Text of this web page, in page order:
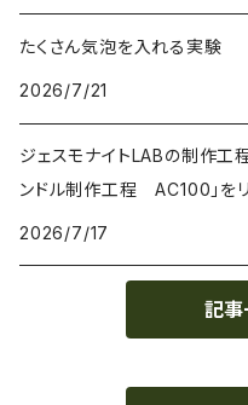
たくさん気泡を入れる実験
2026/7/21
ジェスモナイトLABの制作工
ンドル制作工程 AC100」を
2026/7/17
記事